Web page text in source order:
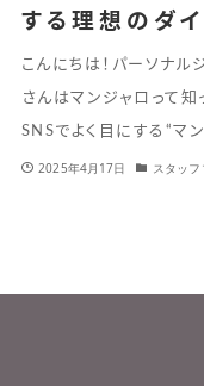
する理想のダイ
こんにちは！パーソナ
さんはマンジャロって知
SNSでよく目にする“マ
2025年4月17日 スタッ